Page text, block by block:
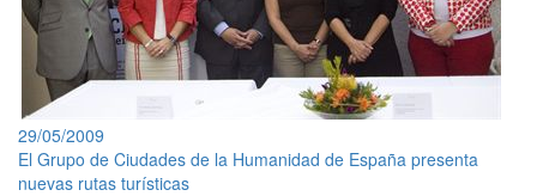
29/05/2009
El Grupo de Ciudades de la Humanidad de España presenta
nuevas rutas turísticas